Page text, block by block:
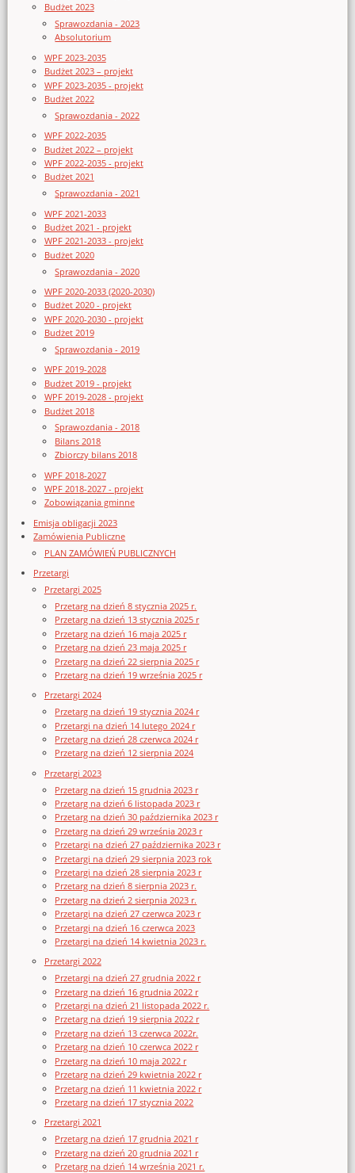
Budżet 2023
Sprawozdania - 2023
Absolutorium
WPF 2023-2035
Budżet 2023 – projekt
WPF 2023-2035 - projekt
Budżet 2022
Sprawozdania - 2022
WPF 2022-2035
Budżet 2022 – projekt
WPF 2022-2035 - projekt
Budżet 2021
Sprawozdania - 2021
WPF 2021-2033
Budżet 2021 - projekt
WPF 2021-2033 - projekt
Budżet 2020
Sprawozdania - 2020
WPF 2020-2033 (2020-2030)
Budżet 2020 - projekt
WPF 2020-2030 - projekt
Budżet 2019
Sprawozdania - 2019
WPF 2019-2028
Budżet 2019 - projekt
WPF 2019-2028 - projekt
Budżet 2018
Sprawozdania - 2018
Bilans 2018
Zbiorczy bilans 2018
WPF 2018-2027
WPF 2018-2027 - projekt
Zobowiązania gminne
Emisja obligacji 2023
Zamówienia Publiczne
PLAN ZAMÓWIEŃ PUBLICZNYCH
Przetargi
Przetargi 2025
Przetarg na dzień 8 stycznia 2025 r.
Przetarg na dzień 13 stycznia 2025 r
Przetarg na dzień 16 maja 2025 r
Przetarg na dzień 23 maja 2025 r
Przetarg na dzień 22 sierpnia 2025 r
Przetarg na dzień 19 września 2025 r
Przetargi 2024
Przetarg na dzień 19 stycznia 2024 r
Przetargi na dzień 14 lutego 2024 r
Przetarg na dzień 28 czerwca 2024 r
Przetarg na dzień 12 sierpnia 2024
Przetargi 2023
Przetarg na dzień 15 grudnia 2023 r
Przetarg na dzień 6 listopada 2023 r
Przetarg na dzień 30 października 2023 r
Przetarg na dzień 29 września 2023 r
Przetargi na dzień 27 października 2023 r
Przetargi na dzień 29 sierpnia 2023 rok
Przetargi na dzień 28 sierpnia 2023 r
Przetarg na dzień 8 sierpnia 2023 r.
Przetarg na dzień 2 sierpnia 2023 r.
Przetargi na dzień 27 czerwca 2023 r
Przetargi na dzień 16 czerwca 2023
Przetargi na dzień 14 kwietnia 2023 r.
Przetargi 2022
Przetargi na dzień 27 grudnia 2022 r
Przetarg na dzień 16 grudnia 2022 r
Przetargi na dzień 21 listopada 2022 r.
Przetarg na dzień 19 sierpnia 2022 r
Przetarg na dzień 13 czerwca 2022r.
Przetarg na dzień 10 czerwca 2022 r
Przetarg na dzień 10 maja 2022 r
Przetarg na dzień 29 kwietnia 2022 r
Przetarg na dzień 11 kwietnia 2022 r
Przetarg na dzień 17 stycznia 2022
Przetargi 2021
Przetarg na dzień 17 grudnia 2021 r
Przetarg na dzień 20 grudnia 2021 r
Przetarg na dzień 14 września 2021 r.